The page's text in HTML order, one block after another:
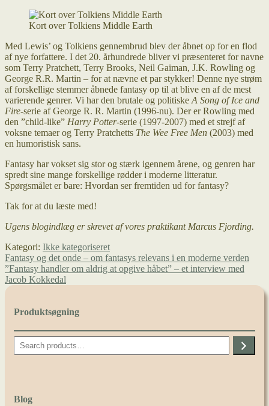
Kort over Tolkiens Middle Earth
Med Lewis’ og Tolkiens gennembrud blev der åbnet op for en flod
af nye forfattere. I det 20. århundrede bliver vi præsenteret for navne
som Terry Pratchett, Terry Brooks, Neil Gaiman, J.K. Rowling og
George R.R. Martin – for at nævne et par stykker! Denne nye strøm
af forskellige stemmer åbnede fantasy op til at blive en af de mest
varierende genrer. Vi har den brutale og politiske A Song of Ice and
Fire-serie af George R. R. Martin (1996-nu). Der er Rowling med
den ”child-like” Harry Potter-serie (1997-2007) med et strejf af
voksne temaer og Terry Pratchetts The Wee Free Men (2003) med
en humoristisk sans.
Fantasy har vokset sig stor og stærk igennem årene, og genren har
spredt sine mange forskellige rødder i moderne litteratur.
Spørgsmålet er bare: Hvordan ser fremtiden ud for fantasy?
Tak for at du læste med!
Ugens blogindlæg er skrevet af vores praktikant Marcus Fjording.
Kategori: Ikke kategoriseret
Indlægsnavigation
Forrige
indlæg:
Fantasy og det onde – om fantasys relevans i en moderne verden
Næste
indlæg:
”Fantasy handler om aldrig at opgive håbet” – et interview med
Jacob Kokkedal
Produktsøgning
Search
Blog